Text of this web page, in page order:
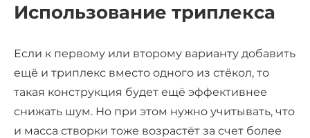
Использование триплекса
Если к первому или второму варианту добавить
ещё и триплекс вместо одного из стёкол, то
такая конструкция будет ещё эффективнее
снижать шум. Но при этом нужно учитывать, что
и масса створки тоже возрастёт за счет более